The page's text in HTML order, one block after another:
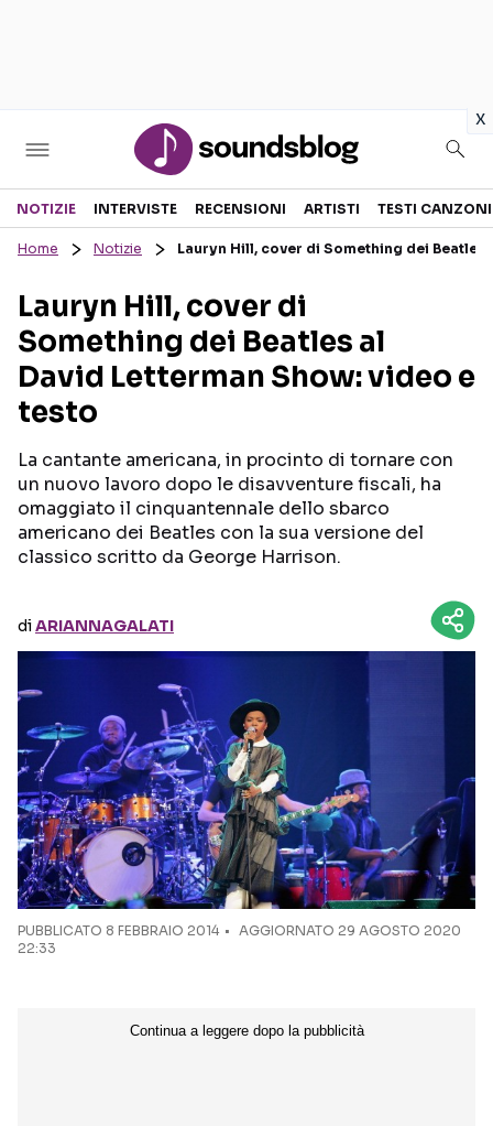
x
Sezioni
RECENSIONI MUSICALI
INTERVISTE
GOSSIP E CURIOSITÀ
TESTI CANZONI
TOUR ED EVENTI
TALENT SHOW
Seguici sui social
NOTIZIE INTERVISTE RECENSIONI ARTISTI TESTI CANZONI
Home Notizie Lauryn Hill, cover di Something dei
Lauryn Hill, cover di
Something dei Beatles al
David Letterman Show: video e
testo
La cantante americana, in procinto di tornare con
un nuovo lavoro dopo le disavventure fiscali, ha
omaggiato il cinquantennale dello sbarco
americano dei Beatles con la sua versione del
classico scritto da George Harrison.
diARIANNAGALATI
PUBBLICATO 8 FEBBRAIO 2014
AGGIORNATO 29 AGOSTO 2020
22:33